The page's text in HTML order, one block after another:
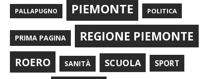
PALLAPUGNO PIEMONTE POLITICA
PRIMA PAGINA REGIONE PIEMONTE
ROERO SANITÀ SCUOLA SPORT